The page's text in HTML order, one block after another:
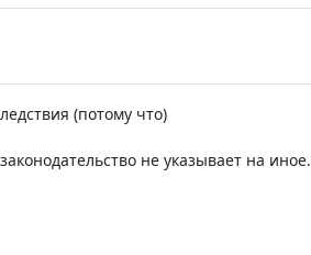
(потому что)
не указывает на иное.